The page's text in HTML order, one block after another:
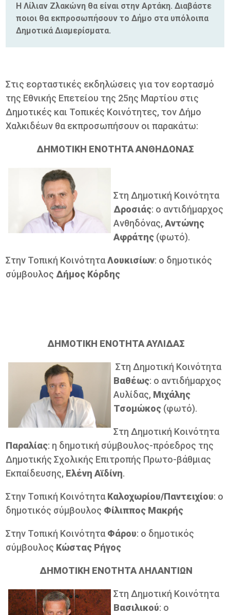
Η Λίλιαν Ζλακώνη θα είναι στην Αρτάκη. Διαβάστε
ποιοι θα εκπροσωπήσουν το Δήμο στα υπόλοιπα
Δημοτικά Διαμερίσματα.
Στις εορταστικές εκδηλώσεις για τον εορτασμό
της Εθνικής Επετείου της 25ης Μαρτίου στις
Δημοτικές και Τοπικές Κοινότητες, τον Δήμο
Χαλκιδέων θα εκπροσωπήσουν οι παρακάτω:
ΔΗΜΟΤΙΚΗ ΕΝΟΤΗΤΑ ΑΝΘΗΔΟΝΑΣ
Στη Δημοτική Κοινότητα
Δροσιάς: ο αντιδήμαρχος
Ανθηδόνας,Αντώνης
Αφράτης (φωτό).
Στην Τοπική ΚοινότηταΛουκισίων: ο δημοτικός
σύμβουλος Δήμος Κόρδης
ΔΗΜΟΤΙΚΗ ΕΝΟΤΗΤΑ ΑΥΛΙΔΑΣ
Στη Δημοτική Κοινότητα
Βαθέως: ο αντιδήμαρχος
Αυλίδας, Μιχάλης
Τσομώκος (φωτό).
Στη Δημοτική Κοινότητα
Παραλίας: η δημοτική σύμβουλος-πρόεδρος της
Δημοτικής Σχολικής Επιτροπής Πρωτο-βάθμιας
Εκπαίδευσης, Ελένη Αϊδίνη.
Στην Τοπική Κοινότητα Καλοχωρίου/Παντειχίου: ο
δημοτικός σύμβουλος Φίλιππος Μακρής
Στην Τοπική Κοινότητα Φάρου: ο δημοτικός
σύμβουλος Κώστας Ρήγος
ΔΗΜΟΤΙΚΗ ΕΝΟΤΗΤΑ ΛΗΛΑΝΤΙΩΝ
Στη Δημοτική Κοινότητα
Βασιλικού: ο